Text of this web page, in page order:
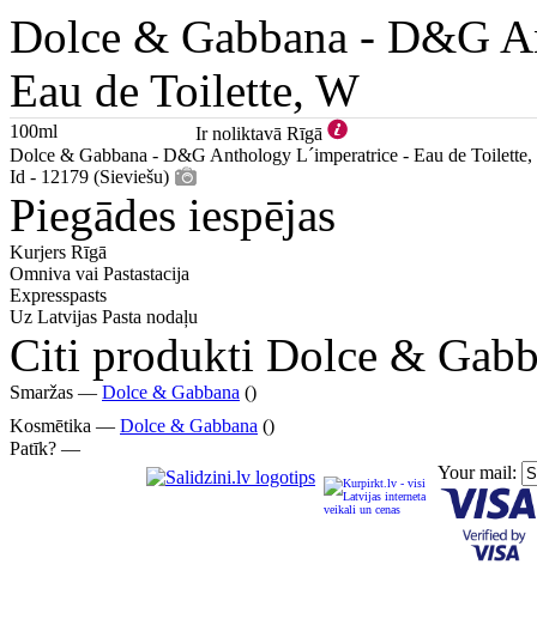
Dolce & Gabbana - D&G
Eau de Toilette, W
100ml
Ir noliktavā Rīgā
Dolce & Gabbana - D&G Anthology L´imperatrice - Eau de Toilette,
Id - 12179 (Sieviešu)
Piegādes iespējas
Kurjers Rīgā
Omniva vai Pastastacija
Expresspasts
Uz Latvijas Pasta nodaļu
Citi produkti Dolce &
Smaržas — Dolce & Gabbana ()
Kosmētika — Dolce & Gabbana ()
Patīk? —
Your mail: